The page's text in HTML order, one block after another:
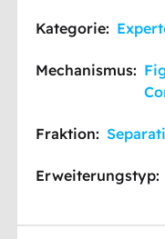
Kategorie:
Mechanismus:
Fraktion:
Erweiterungstyp: